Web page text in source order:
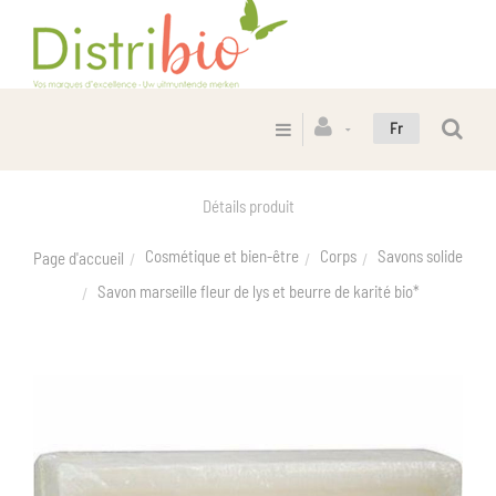
Fr
Détails produit
Page d'accueil Cosmétique et bien-être Corps
Savons solide
Savon marseille fleur de lys et beurre de karité bio*